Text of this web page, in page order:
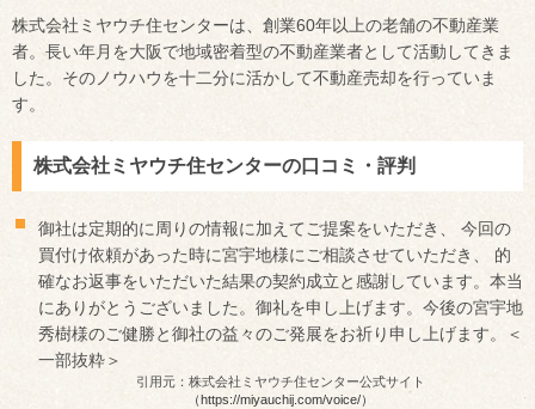
株式会社ミヤウチ住センターは、創業60年以上の老舗の不動産業
者。長い年月を大阪で地域密着型の不動産業者として活動してきま
した。そのノウハウを十二分に活かして不動産売却を行っていま
す。
株式会社ミヤウチ住センターの口コミ・評判
御社は定期的に周りの情報に加えてご提案をいただき、 今回の
買付け依頼があった時に宮宇地様にご相談させていただき、 的
確なお返事をいただいた結果の契約成立と感謝しています。本当
にありがとうございました。御礼を申し上げます。今後の宮宇地
秀樹様のご健勝と御社の益々のご発展をお祈り申し上げます。＜
一部抜粋＞
引用元：株式会社ミヤウチ住センター公式サイト
（https://miyauchij.com/voice/）